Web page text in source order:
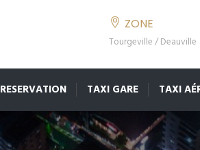
ZONE
Tourgeville / Deauville
RESERVATION TAXI GARE TAXI